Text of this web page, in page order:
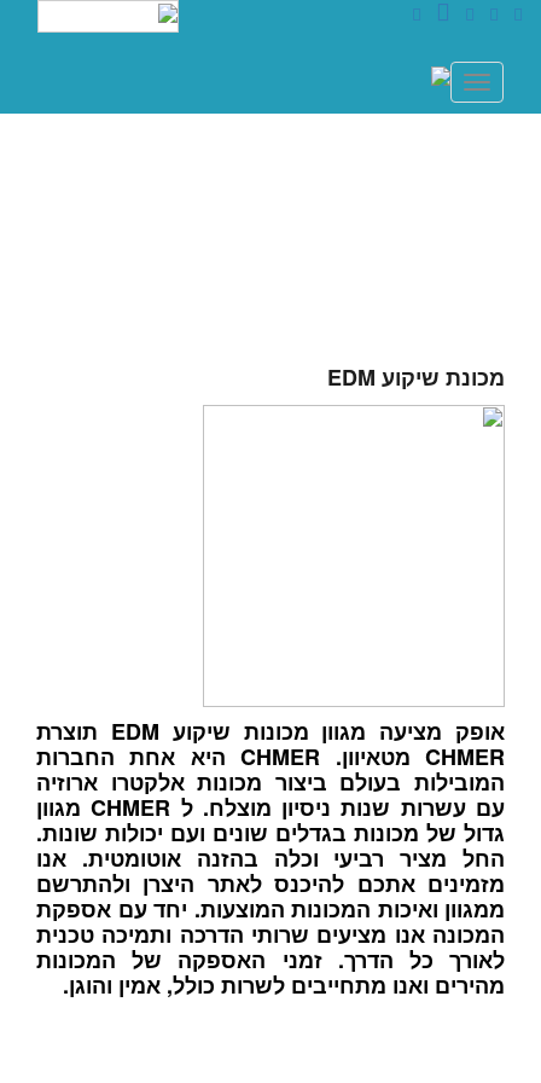
Toggle
navigation
מכונת שיקוע EDM
אופק מציעה מגוון מכונות שיקוע EDM תוצרת
CHMER מטאיוון. CHMER היא אחת החברות
המובילות בעולם ביצור מכונות אלקטרו ארוזיה
עם עשרות שנות ניסיון מוצלח. ל CHMER מגוון
גדול של מכונות בגדלים שונים ועם יכולות שונות.
החל מציר רביעי וכלה בהזנה אוטומטית. אנו
מזמינים אתכם להיכנס לאתר היצרן ולהתרשם
ממגוון ואיכות המכונות המוצעות. יחד עם אספקת
המכונה אנו מציעים שרותי הדרכה ותמיכה טכנית
לאורך כל הדרך. זמני האספקה של המכונות
מהירים ואנו מתחייבים לשרות כולל, אמין והוגן.